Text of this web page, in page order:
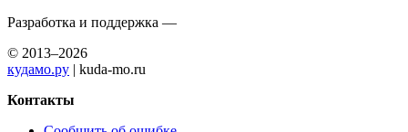
Разработка и поддержка —
© 2013–2026
кудамо.ру | kuda-mo.ru
Контакты